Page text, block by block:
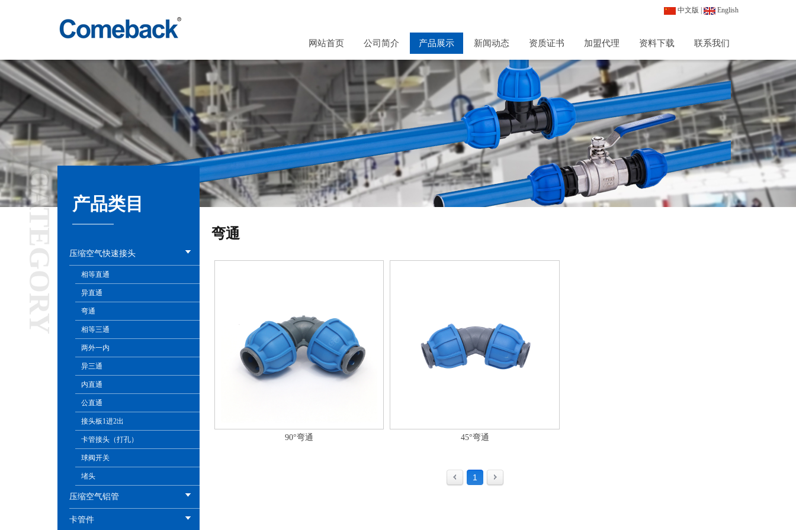
网站首页 公司简介 产品展示 新闻动态 资质证书 加盟代理 资料下载 联系我们
中文版 English
CATEGORY 产品类目
压缩空气快速接头
相等直通
异直通
弯通
相等三通
两外一内
异三通
内直通
公直通
接头板1进2出
卡管接头（打孔）
球阀开关
堵头
压缩空气铝管
卡管件
弯通
90°弯通 45°弯通
1